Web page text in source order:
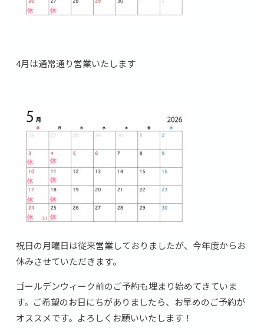
4月は通常通り営業いたします
祝日の月曜日は従来営業しておりましたが、今年度からお
休みさせていただきます。
ゴールデンウィーク前のご予約も埋まり始めてきていま
す。ご希望のお日にちがありましたら、お早めのご予約が
オススメです。よろしくお願いいたします！